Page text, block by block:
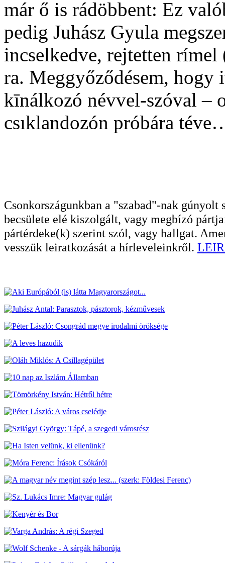
már ő is rádöbbent: Ez
pedig Juhász Gyula
incselkedve, rejtetten
ra. Meggyőződésem, hogy
kīnálkozó névvel-szóval –
csıklandozón próbára
Csonkországunkban a "szabad"-nak
becsülete elé kiszolgált, vagy megbízó
pártérdeke(k) szerint szól, vagy hallgat.
vesszük leiratkozását a hírleveleinkről.